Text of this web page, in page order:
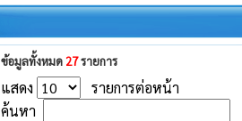
ข้อมูลทั้งหมด 27รายการ
แสดง
รายการต่อหน้า
ค้นหา